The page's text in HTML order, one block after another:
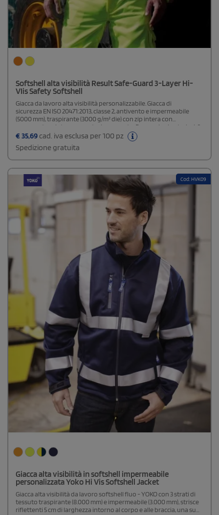
Softshell alta visibilità Result Safe-Guard 3-Layer Hi-
VIis Safety Softshell
Giacca da lavoro alta visibilità personalizzabile. Giacca di
sicurezza EN ISO 20471:2013, classe 2, antivento e impermeabile
(5000 mm), traspirante (3000 g/m² die) con zip intera con
paramontura interna e protezione mento. Decorazioni anteriori; 2
tasche laterali con zip, 1 tasca sul petto con zip, 2 grosse tasche
interne e 1 tasca interna per telefonino; base con cordino e parte
posteriore leggermente più lunga, 50 mm di strisce di sicurezza
saldate.
€ 35,69 cad. iva esclusa per 100 pz
Spedizione gratuita
Cod: HVK09
Giacca alta visibilità in softshell impermeabile
personalizzata Yoko Hi Vis Softshell Jacket
Giacca alta visibilità da lavoro softshell fluo - YOKO con 3 strati di
tessuto traspirante (8.000 mm) e impermeabile (3.000 mm), strisce
riflettenti 5 cm di larghezza intorno al corpo e alle braccia, una su